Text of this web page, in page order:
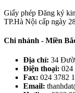
Giấy phép Đăng ký
TP.Hà Nội cấp ngày
Chi nhánh - Miền
Địa chỉ: 34
Điện thoại: 024
Fax: 024 3782
Email: